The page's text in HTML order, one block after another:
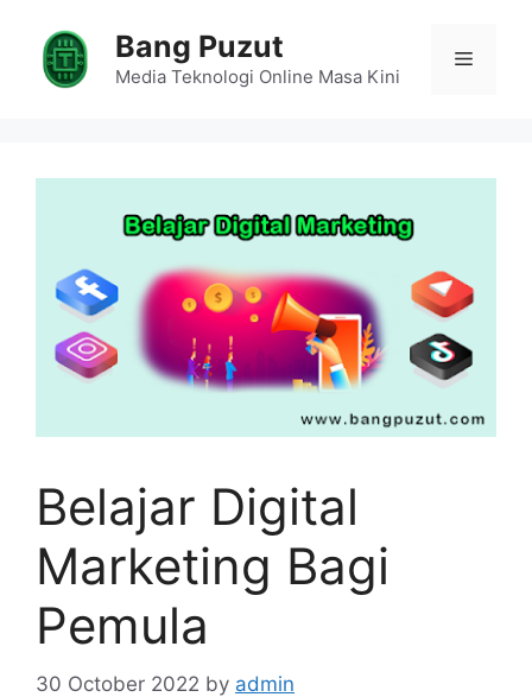
content
Bang Puzut
Media Teknologi Online Masa Kini
Menu
Belajar Digital
Marketing Bagi
Pemula
30 October 2022 by admin